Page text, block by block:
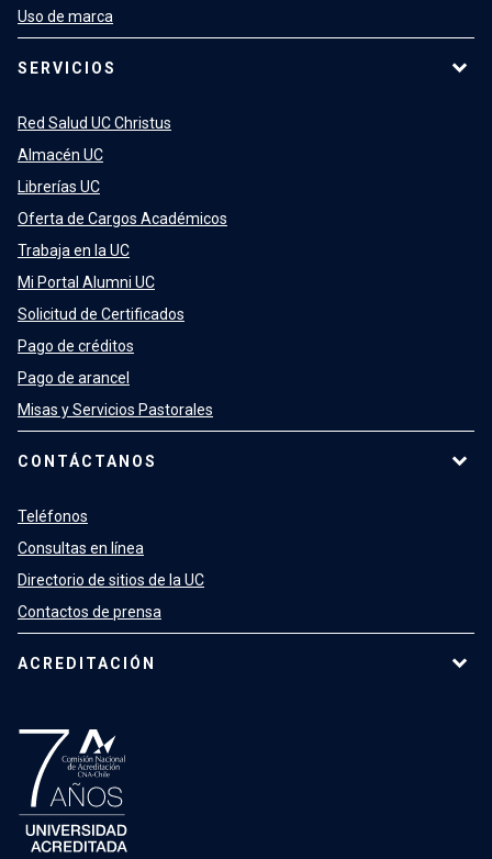
Uso de marca
SERVICIOS
Red Salud UC Christus
Almacén UC
Librerías UC
Oferta de Cargos Académicos
Trabaja en la UC
Mi Portal Alumni UC
Solicitud de Certificados
Pago de créditos
Pago de arancel
Misas y Servicios Pastorales
CONTÁCTANOS
Teléfonos
Consultas en línea
Directorio de sitios de la UC
Contactos de prensa
ACREDITACIÓN